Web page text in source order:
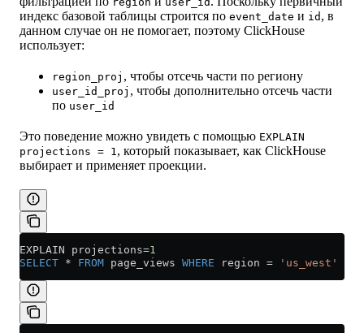
индекс базовой таблицы строится по event_date и id , в
данном случае он не помогает, поэтому ClickHouse
использует:
region_proj , чтобы отсечь части по региону
user_id_proj , чтобы дополнительно отсечь части
по user_id
Это поведение можно увидеть с помощью EXPLAIN
projections = 1 , который показывает, как ClickHouse
выбирает и применяет проекции.
EXPLAIN projections=1
SELECT * FROM page_views WHERE region = 'us_west'